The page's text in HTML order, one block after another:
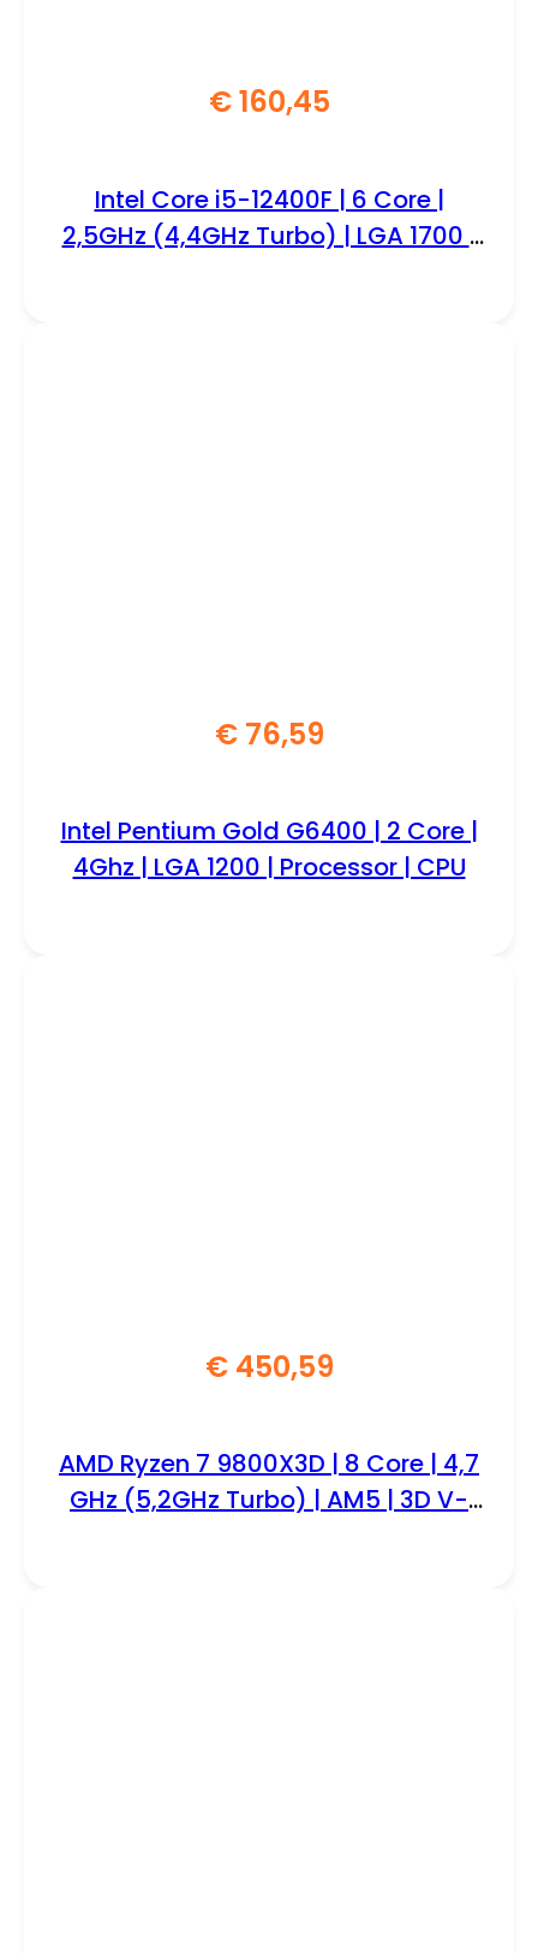
€160,45
Intel Core i5-12400F | 6 Core |
2,5GHz (4,4GHz Turbo) | LGA 1700 |
€76,59
Intel Pentium Gold G6400 | 2 Core |
4Ghz | LGA 1200 | Processor | CPU
€450,59
AMD Ryzen 7 9800X3D | 8 Core | 4,7
GHz (5,2GHz Turbo) | AM5 | 3D V-